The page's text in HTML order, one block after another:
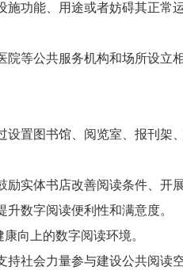
功能、用途或者妨碍其正常
等公共服务机构和场所设立
置图书馆、阅览室、报刊架
实体书店改善阅读条件、开
数字阅读便利性和满意度。
向上的数字阅读环境。
社会力量参与建设公共阅读